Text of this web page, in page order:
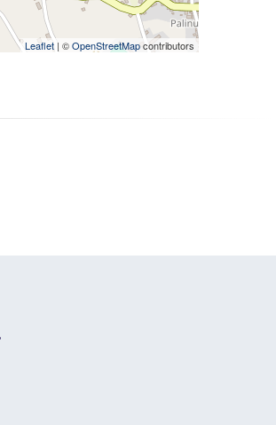
Leaflet | ©OpenStreetMapcontributors